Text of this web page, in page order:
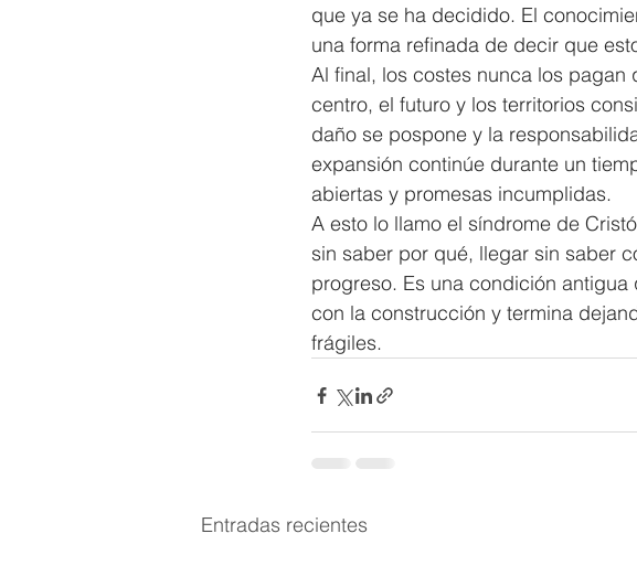
que ya se ha decidido. El
una forma refinada de decir que
Al final, los costes nunca los
centro, el futuro y los territorios
daño se pospone y la
expansión continúe durante un
abiertas y promesas incumplidas.
A esto lo llamo el síndrome de
sin saber por qué, llegar sin saber
progreso. Es una condición
con la construcción y termina
frágiles.
Entradas recientes